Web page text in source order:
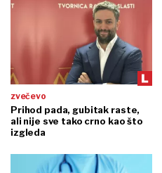
zvečevo
Prihod pada, gubitak raste,
ali nije sve tako crno kao što
izgleda